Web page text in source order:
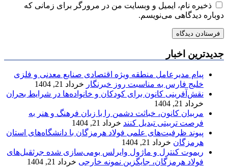
ذخیره نام، ایمیل و وبسایت من در مرورگر برای زمانی که
دوباره دیدگاهی می‌نویسم.
جدیدترین اخبار
پیام مدیرعامل منطقه ویژه اقتصادی صنایع معدنی و فلزی
خلیج فارس به مناسبت روز خبرنگار خرداد 21, 1404
نقش‌آفرینی کانون برای کودکان و خانواده‌ها در شرایط بحران
خرداد 21, 1404
مربیان کانون، خباثت دشمن را با زبان فرهنگ و هنر به
فرصت تربیتی تبدیل کنند خرداد 21, 1404
پیوند ظرفیت‌های علمی فولاد هرمزگان با دانشگاه‌های استان
هرمزگان خرداد 21, 1404
ریموت کنترل و ماژول وایرلس بومی‌سازی شده جرثقیل‌های
فولاد هرمزگان، جایگزین نمونه خارجی خرداد 21, 1404